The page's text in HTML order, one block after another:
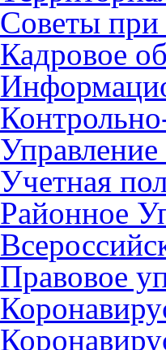
Советы при
Кадровое
Управление
Учетная
Районное
Правовое